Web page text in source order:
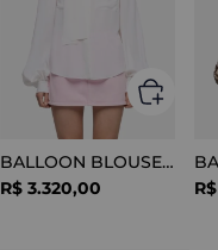
BALLOON BLOUSE SILK OPTICAL WHITE
R$ 3.320,00
R$